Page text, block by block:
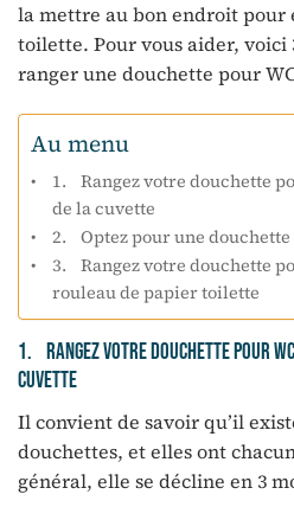
la mettre au bon endroit pour
toilette. Pour vous aider, voici
ranger une douchette pour
Au menu
1. Rangez votre douchette
de la cuvette
2. Optez pour une douchette
3. Rangez votre douchette
rouleau de papier toilette
1. Rangez votre douchette pour
cuvette
Il convient de savoir qu’il
douchettes, et elles ont
général, elle se décline en 3